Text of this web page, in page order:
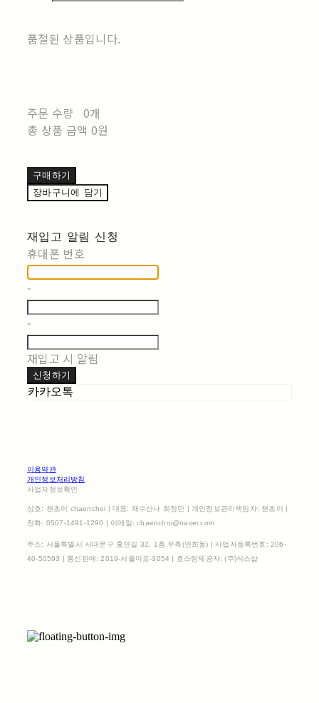
품절된 상품입니다.
주문 수량
0개
총 상품 금액 0원
구매하기
장바구니에 담기
재입고 알림 신청
휴대폰 번호
-
-
재입고 시 알림
신청하기
카카오톡
이용약관
개인정보처리방침
사업자정보확인
상호: 챈초이 chaenchoi | 대표: 채수산나 최정민 | 개인정보관리책임자: 챈초이 |
전화: 0507-1491-1290 | 이메일: chaenchoi@naver.com
주소: 서울특별시 서대문구 홍연길 32, 1층 우측(연희동) | 사업자등록번호: 206-
40-50593 | 통신판매:2019-서울마포-3054 | 호스팅제공자: (주)식스샵